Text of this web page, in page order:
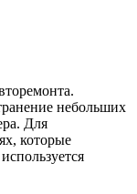
небольших
Для
которые